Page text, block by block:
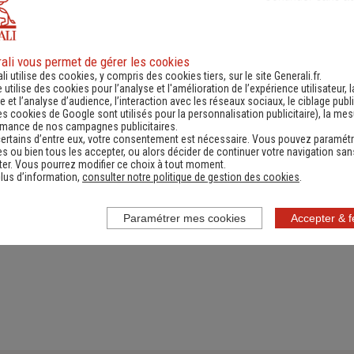
d'information
une actualité,
réglementation...)
Contacter un
(Obtenir un devis,
information, faire un
vous permet de gérer les cookies
utilise des cookies, y compris des cookies tiers, sur le site Generali.fr.
utilise des cookies pour l’analyse et l'amélioration de l’expérience utilisateur,
et l’analyse d’audience, l’interaction avec les réseaux sociaux, le ciblage
cookies de Google sont utilisés pour la personnalisation publicitaire), la
de nos campagnes publicitaires.
d’entre eux, votre consentement est nécessaire. Vous pouvez
ou bien tous les accepter, ou alors décider de continuer votre navigation
Vous pourrez modifier ce choix à tout moment.
d’information, consulter notre politique de gestion des cookies
Accepter &
Paramétrer mes cookies